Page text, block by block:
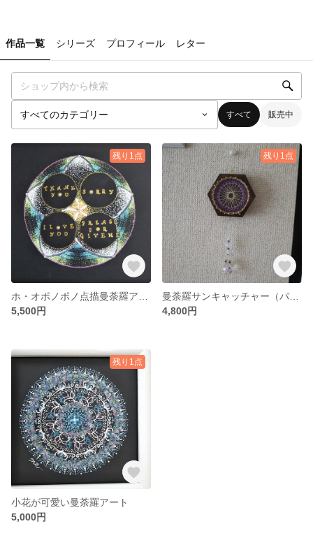
作品一覧 シリーズ プロフィール レター
すべて 販売中
残り1点
5,500円
残り1点
4,800円
残り1点
小花が可愛い曼荼羅アート
5,000円